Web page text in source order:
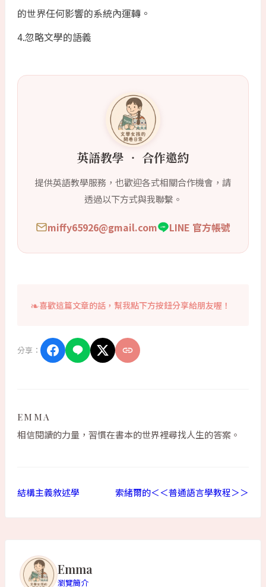
的世界任何影響的系統內運轉。
4.忽略文學的語義
英語教學 ‧ 合作邀約
提供英語教學服務，也歡迎各式相關合作機會，請
透過以下方式與我聯繫。
miffy65926@gmail.com LINE 官方帳號
喜歡這篇文章的話，幫我點下方按鈕分享給朋友喔！
分享：
EMMA
相信閱讀的力量，習慣在書本的世界裡尋找人生的答案。
結構主義敘述學 索緒爾的＜＜普通語言學教程＞＞
Emma
瀏覽簡介